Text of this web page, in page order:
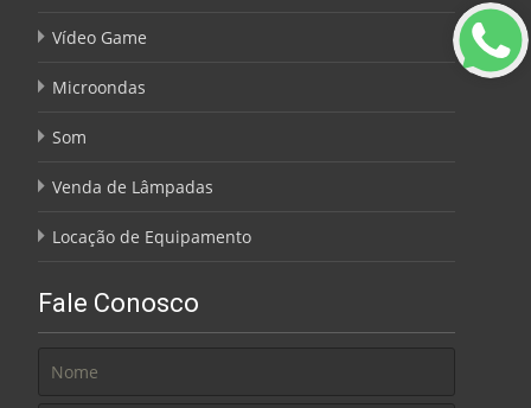
Vídeo Game
Microondas
Som
Venda de Lâmpadas
Locação de Equipamento
Fale Conosco